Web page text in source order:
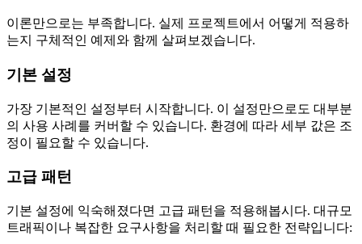
이론만으로는 부족합니다. 실제 프로젝트에서 어떻게 적용하
는지 구체적인 예제와 함께 살펴보겠습니다.
기본 설정
가장 기본적인 설정부터 시작합니다. 이 설정만으로도 대부분
의 사용 사례를 커버할 수 있습니다. 환경에 따라 세부 값은 조
정이 필요할 수 있습니다.
고급 패턴
기본 설정에 익숙해졌다면 고급 패턴을 적용해봅시다. 대규모
트래픽이나 복잡한 요구사항을 처리할 때 필요한 전략입니다: